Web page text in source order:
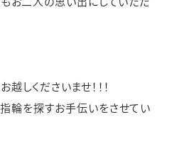
しくださいませ！！！
輪を探すお手伝いをさせてい